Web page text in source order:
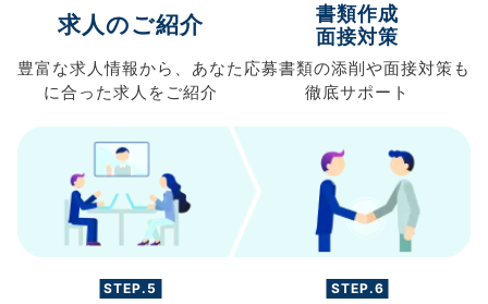
求人のご紹介
豊富な求人情報から、 あなた
に合った求人を ご紹介
書類作成
面接対策
応募書類の添削や面接対策も
徹底サポート
STEP.5 STEP.6